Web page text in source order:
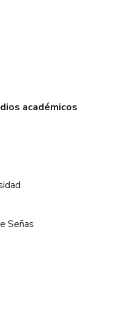
académicos
Señas